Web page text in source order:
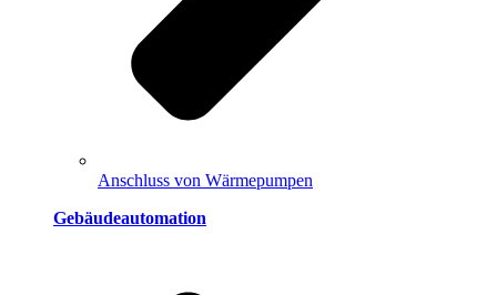
Anschluss von Wärmepumpen
Gebäudeautomation